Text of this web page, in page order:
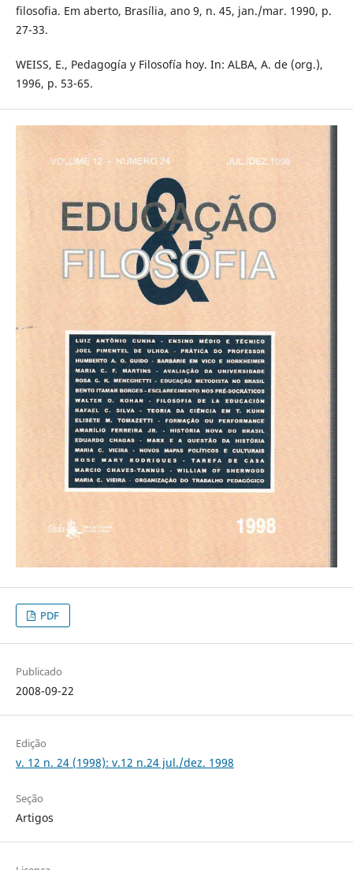
filosofia. Em aberto, Brasília, ano 9, n. 45, jan./mar. 1990, p.
27-33.
WEISS, E., Pedagogía y Filosofía hoy. In: ALBA, A. de (org.),
1996, p. 53-65.
PDF
Publicado
2008-09-22
Edição
v. 12 n. 24 (1998): v.12 n.24 jul./dez. 1998
Seção
Artigos